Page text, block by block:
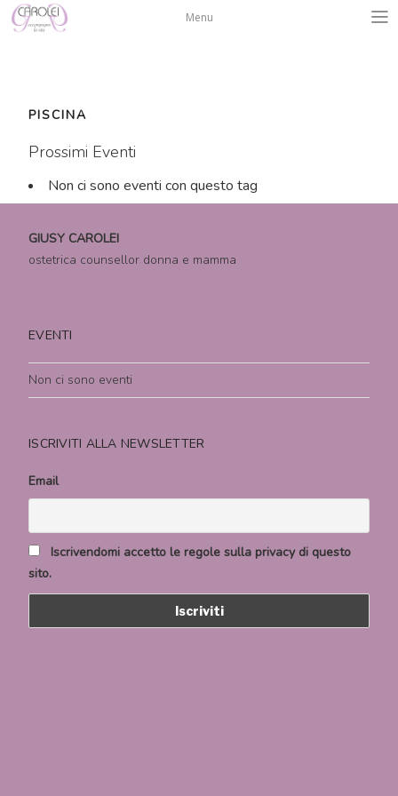
Salta
Menu
PISCINA
Prossimi Eventi
Non ci sono eventi con questo tag
GIUSY CAROLEI
ostetrica counsellor donna e mamma
EVENTI
Non ci sono eventi
ISCRIVITI ALLA NEWSLETTER
Email
Iscrivendomi accetto le regole sulla privacy di questo
sito.